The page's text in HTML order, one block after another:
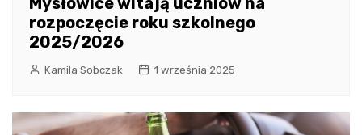
rozpoczęcie roku szkolnego
2025/2026
Kamila Sobczak 1 września 2025